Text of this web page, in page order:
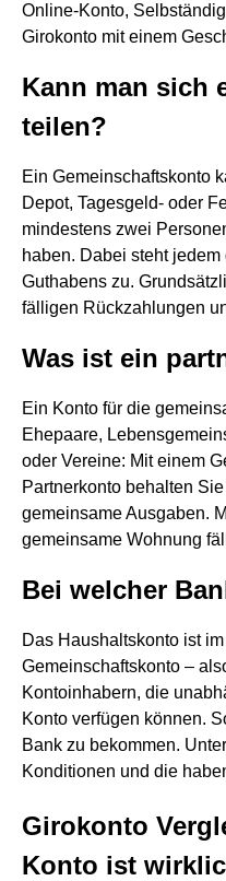
Online-Konto,
Girokonto mit einem
Kann man sich
teilen?
Ein Gemeinschaftskonto
Depot, Tagesgeld- oder
mindestens zwei
haben. Dabei steht
Guthabens zu.
fälligen Rückzahlungen
Was ist ein
Ein Konto für die
Ehepaare,
oder Vereine: Mit einem
Partnerkonto behalten
gemeinsame Ausgaben.
gemeinsame Wohnung
Bei welcher
Das Haushaltskonto ist
Gemeinschaftskonto –
Kontoinhabern, die
Konto verfügen können.
Bank zu bekommen.
Konditionen und die
Girokonto
Konto ist